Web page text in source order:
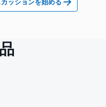
ッションを始める